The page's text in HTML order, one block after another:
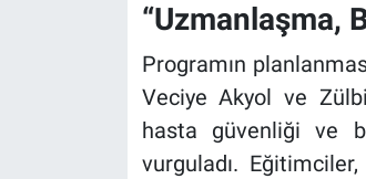
“Uzmanlaşma,
Programın
Veciye Akyol ve
hasta güvenliği ve
vurguladı.